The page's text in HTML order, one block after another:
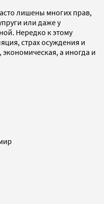
лишены многих прав,
или даже у
Нередко к этому
страх осуждения и
а иногда и